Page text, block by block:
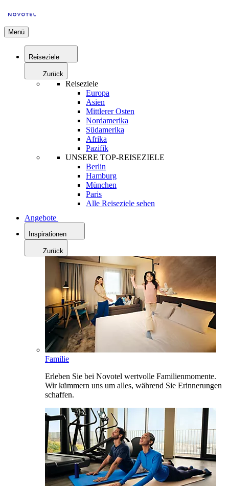
Menü
Reiseziele
Zurück
Reiseziele
Europa
Asien
Mittlerer Osten
Nordamerika
Südamerika
Afrika
Pazifik
UNSERE TOP-REISEZIELE
Berlin
Hamburg
München
Paris
Alle Reiseziele sehen
Angebote
Inspirationen
Zurück
Familie
Erleben Sie bei Novotel wertvolle Familienmomente.
Wir kümmern uns um alles, während Sie Erinnerungen
schaffen.